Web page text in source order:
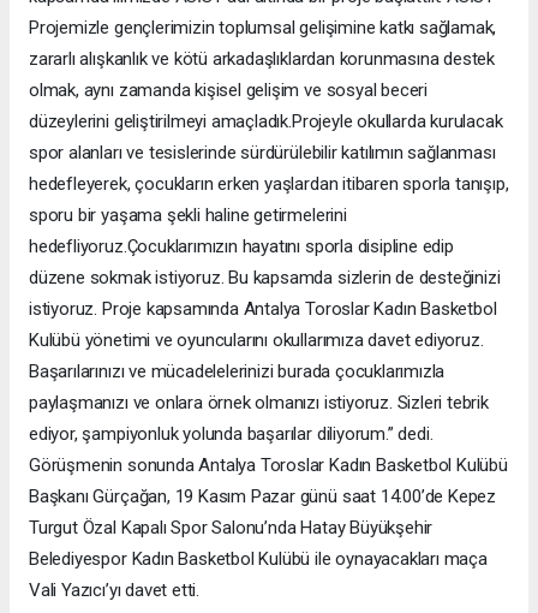
Projemizle gençlerimizin toplumsal gelişimine katkı sağlamak,
zararlı alışkanlık ve kötü arkadaşlıklardan korunmasına destek
olmak, aynı zamanda kişisel gelişim ve sosyal beceri
düzeylerini geliştirilmeyi amaçladık.Projeyle okullarda kurulacak
spor alanları ve tesislerinde sürdürülebilir katılımın sağlanması
hedefleyerek, çocukların erken yaşlardan itibaren sporla tanışıp,
sporu bir yaşama şekli haline getirmelerini
hedefliyoruz.Çocuklarımızın hayatını sporla disipline edip
düzene sokmak istiyoruz. Bu kapsamda sizlerin de desteğinizi
istiyoruz. Proje kapsamında Antalya Toroslar Kadın Basketbol
Kulübü yönetimi ve oyuncularını okullarımıza davet ediyoruz.
Başarılarınızı ve mücadelelerinizi burada çocuklarımızla
paylaşmanızı ve onlara örnek olmanızı istiyoruz. Sizleri tebrik
ediyor, şampiyonluk yolunda başarılar diliyorum.” dedi.
Görüşmenin sonunda Antalya Toroslar Kadın Basketbol Kulübü
Başkanı Gürçağan, 19 Kasım Pazar günü saat 14.00’de Kepez
Turgut Özal Kapalı Spor Salonu’nda Hatay Büyükşehir
Belediyespor Kadın Basketbol Kulübü ile oynayacakları maça
Vali Yazıcı’yı davet etti.